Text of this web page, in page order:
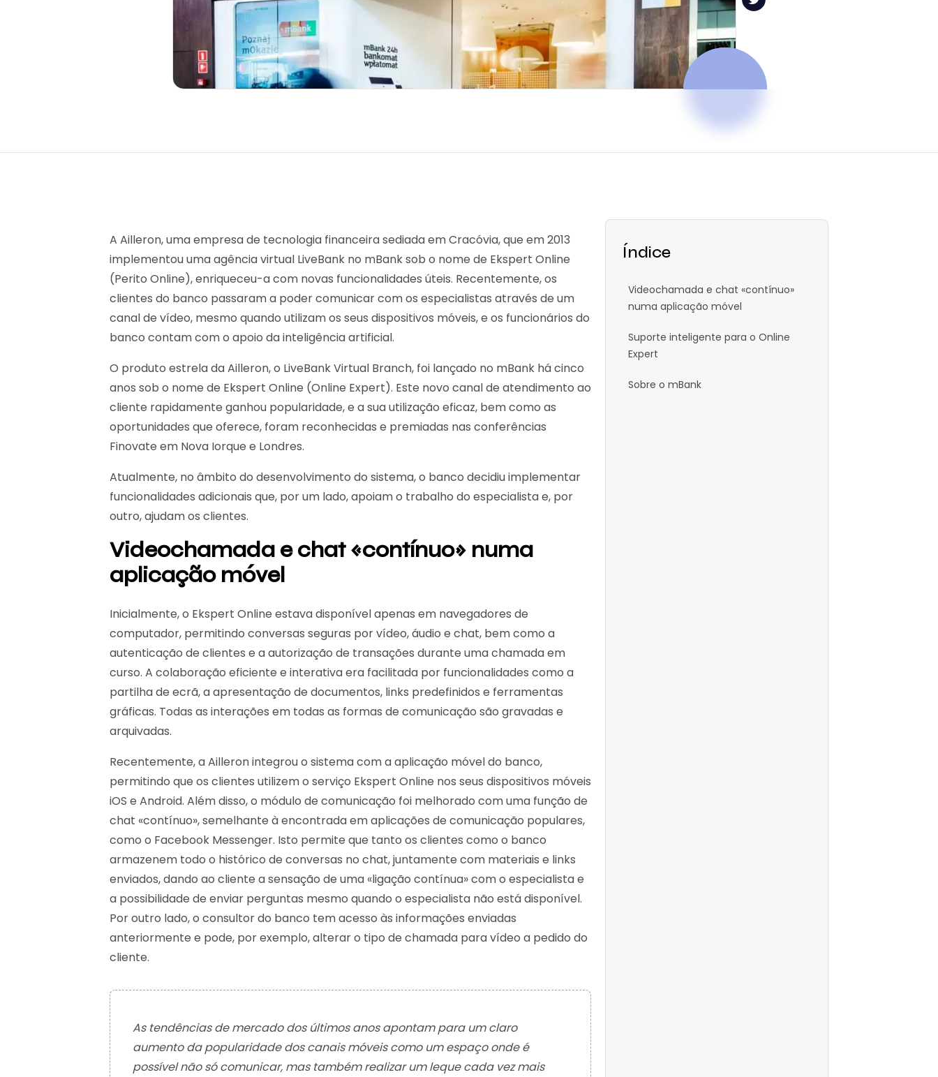
A Ailleron, uma empresa de tecnologia financeira sediada em Cracóvia, que em 2013
implementou uma agência virtual LiveBank no mBank sob o nome de Ekspert Online
(Perito Online), enriqueceu-a com novas funcionalidades úteis. Recentemente, os
clientes do banco passaram a poder comunicar com os especialistas através de um
canal de vídeo, mesmo quando utilizam os seus dispositivos móveis, e os funcionários do
banco contam com o apoio da inteligência artificial.
O produto estrela da Ailleron, o LiveBank Virtual Branch, foi lançado no mBank há cinco
anos sob o nome de Ekspert Online (Online Expert). Este novo canal de atendimento ao
cliente rapidamente ganhou popularidade, e a sua utilização eficaz, bem como as
oportunidades que oferece, foram reconhecidas e premiadas nas conferências
Finovate em Nova Iorque e Londres.
Atualmente, no âmbito do desenvolvimento do sistema, o banco decidiu implementar
funcionalidades adicionais que, por um lado, apoiam o trabalho do especialista e, por
outro, ajudam os clientes.
Videochamada e chat «contínuo» numa
aplicação móvel
Inicialmente, o Ekspert Online estava disponível apenas em navegadores de
computador, permitindo conversas seguras por vídeo, áudio e chat, bem como a
autenticação de clientes e a autorização de transações durante uma chamada em
curso. A colaboração eficiente e interativa era facilitada por funcionalidades como a
partilha de ecrã, a apresentação de documentos, links predefinidos e ferramentas
gráficas. Todas as interações em todas as formas de comunicação são gravadas e
arquivadas.
Recentemente, a Ailleron integrou o sistema com a aplicação móvel do banco,
permitindo que os clientes utilizem o serviço Ekspert Online nos seus dispositivos móveis
iOS e Android. Além disso, o módulo de comunicação foi melhorado com uma função de
chat «contínuo», semelhante à encontrada em aplicações de comunicação populares,
como o Facebook Messenger. Isto permite que tanto os clientes como o banco
armazenem todo o histórico de conversas no chat, juntamente com materiais e links
enviados, dando ao cliente a sensação de uma «ligação contínua» com o especialista e
a possibilidade de enviar perguntas mesmo quando o especialista não está disponível.
Por outro lado, o consultor do banco tem acesso às informações enviadas
anteriormente e pode, por exemplo, alterar o tipo de chamada para vídeo a pedido do
cliente.
As tendências de mercado dos últimos anos apontam para um claro
aumento da popularidade dos canais móveis como um espaço onde é
possível não só comunicar, mas também realizar um leque cada vez mais
Índice
Videochamada e chat «contínuo»
numa aplicação móvel
Suporte inteligente para o Online
Expert
Sobre o mBank